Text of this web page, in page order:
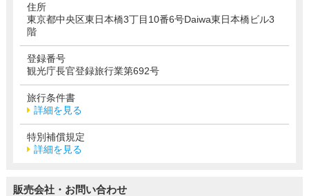
住所
東京都中央区東日本橋3丁目10番6号Daiwa東日本橋ビル3
階
登録番号
観光庁長官登録旅行業第692号
旅行条件書
詳細を見る
特別補償規定
詳細を見る
販売会社・お問い合わせ